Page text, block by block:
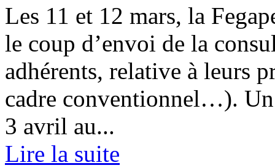
Les 11 et 12 mars, la
le coup d’envoi de la
adhérents, relative à leurs
cadre conventionnel…).
3 avril au...
Lire la suite